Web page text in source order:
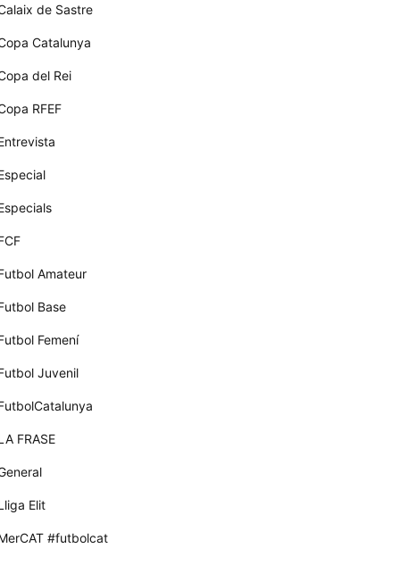
de Sastre
Catalunya
del Rei
RFEF
Amateur
Base
Femení
Juvenil
FRASE
Elit
#futbolcat